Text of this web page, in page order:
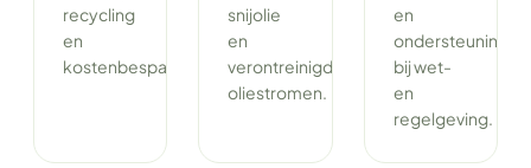
recycling
en
kostenbesparing.
snijolie
en
verontreinigde
oliestromen.
en
ondersteuning
bij wet-
en
regelgeving.